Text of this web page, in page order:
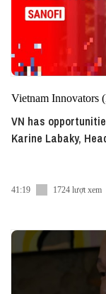
Vietnam Innovators
VN has
Karine Labaky,
41:19 1724 lượt xem